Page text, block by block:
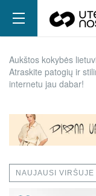
Aukštos kokybės
Atraskite patogių ir
internetu jau dabar!